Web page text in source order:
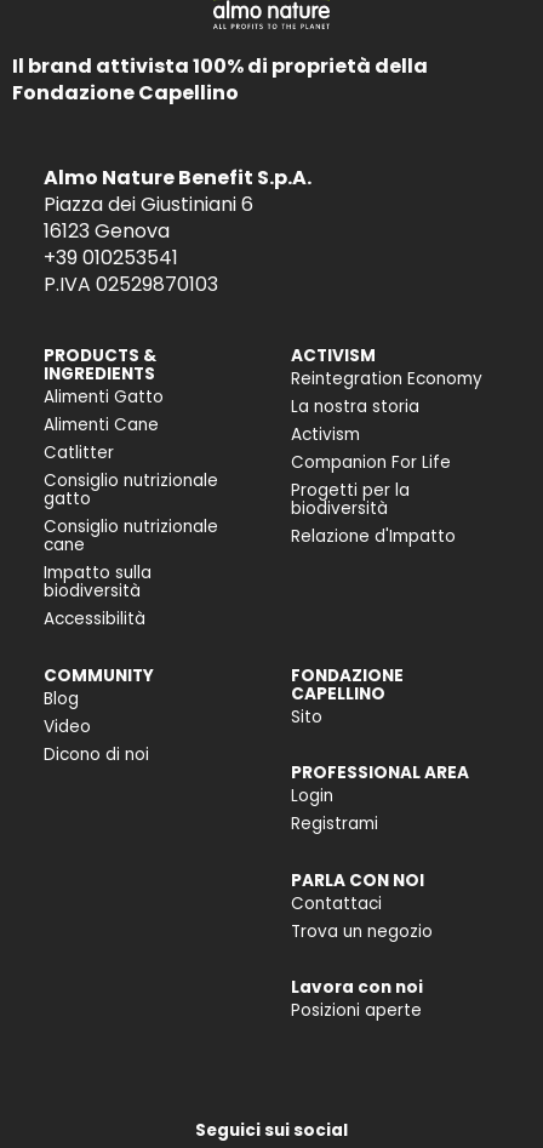
Il brand attivista 100% di proprietà della
Fondazione Capellino
Almo Nature Benefit S.p.A.
Piazza dei Giustiniani 6
16123 Genova
+39 010253541
P.IVA 02529870103
PRODUCTS &
INGREDIENTS
Alimenti Gatto
Alimenti Cane
Catlitter
Consiglio nutrizionale
gatto
Consiglio nutrizionale
cane
Impatto sulla
biodiversità
Accessibilità
ACTIVISM
Reintegration Economy
La nostra storia
Activism
Companion For Life
Progetti per la
biodiversità
Relazione d'Impatto
COMMUNITY
Blog
Video
Dicono di noi
FONDAZIONE
CAPELLINO
Sito
PROFESSIONAL AREA
Login
Registrami
PARLA CON NOI
Contattaci
Trova un negozio
Lavora con noi
Posizioni aperte
Seguici sui social